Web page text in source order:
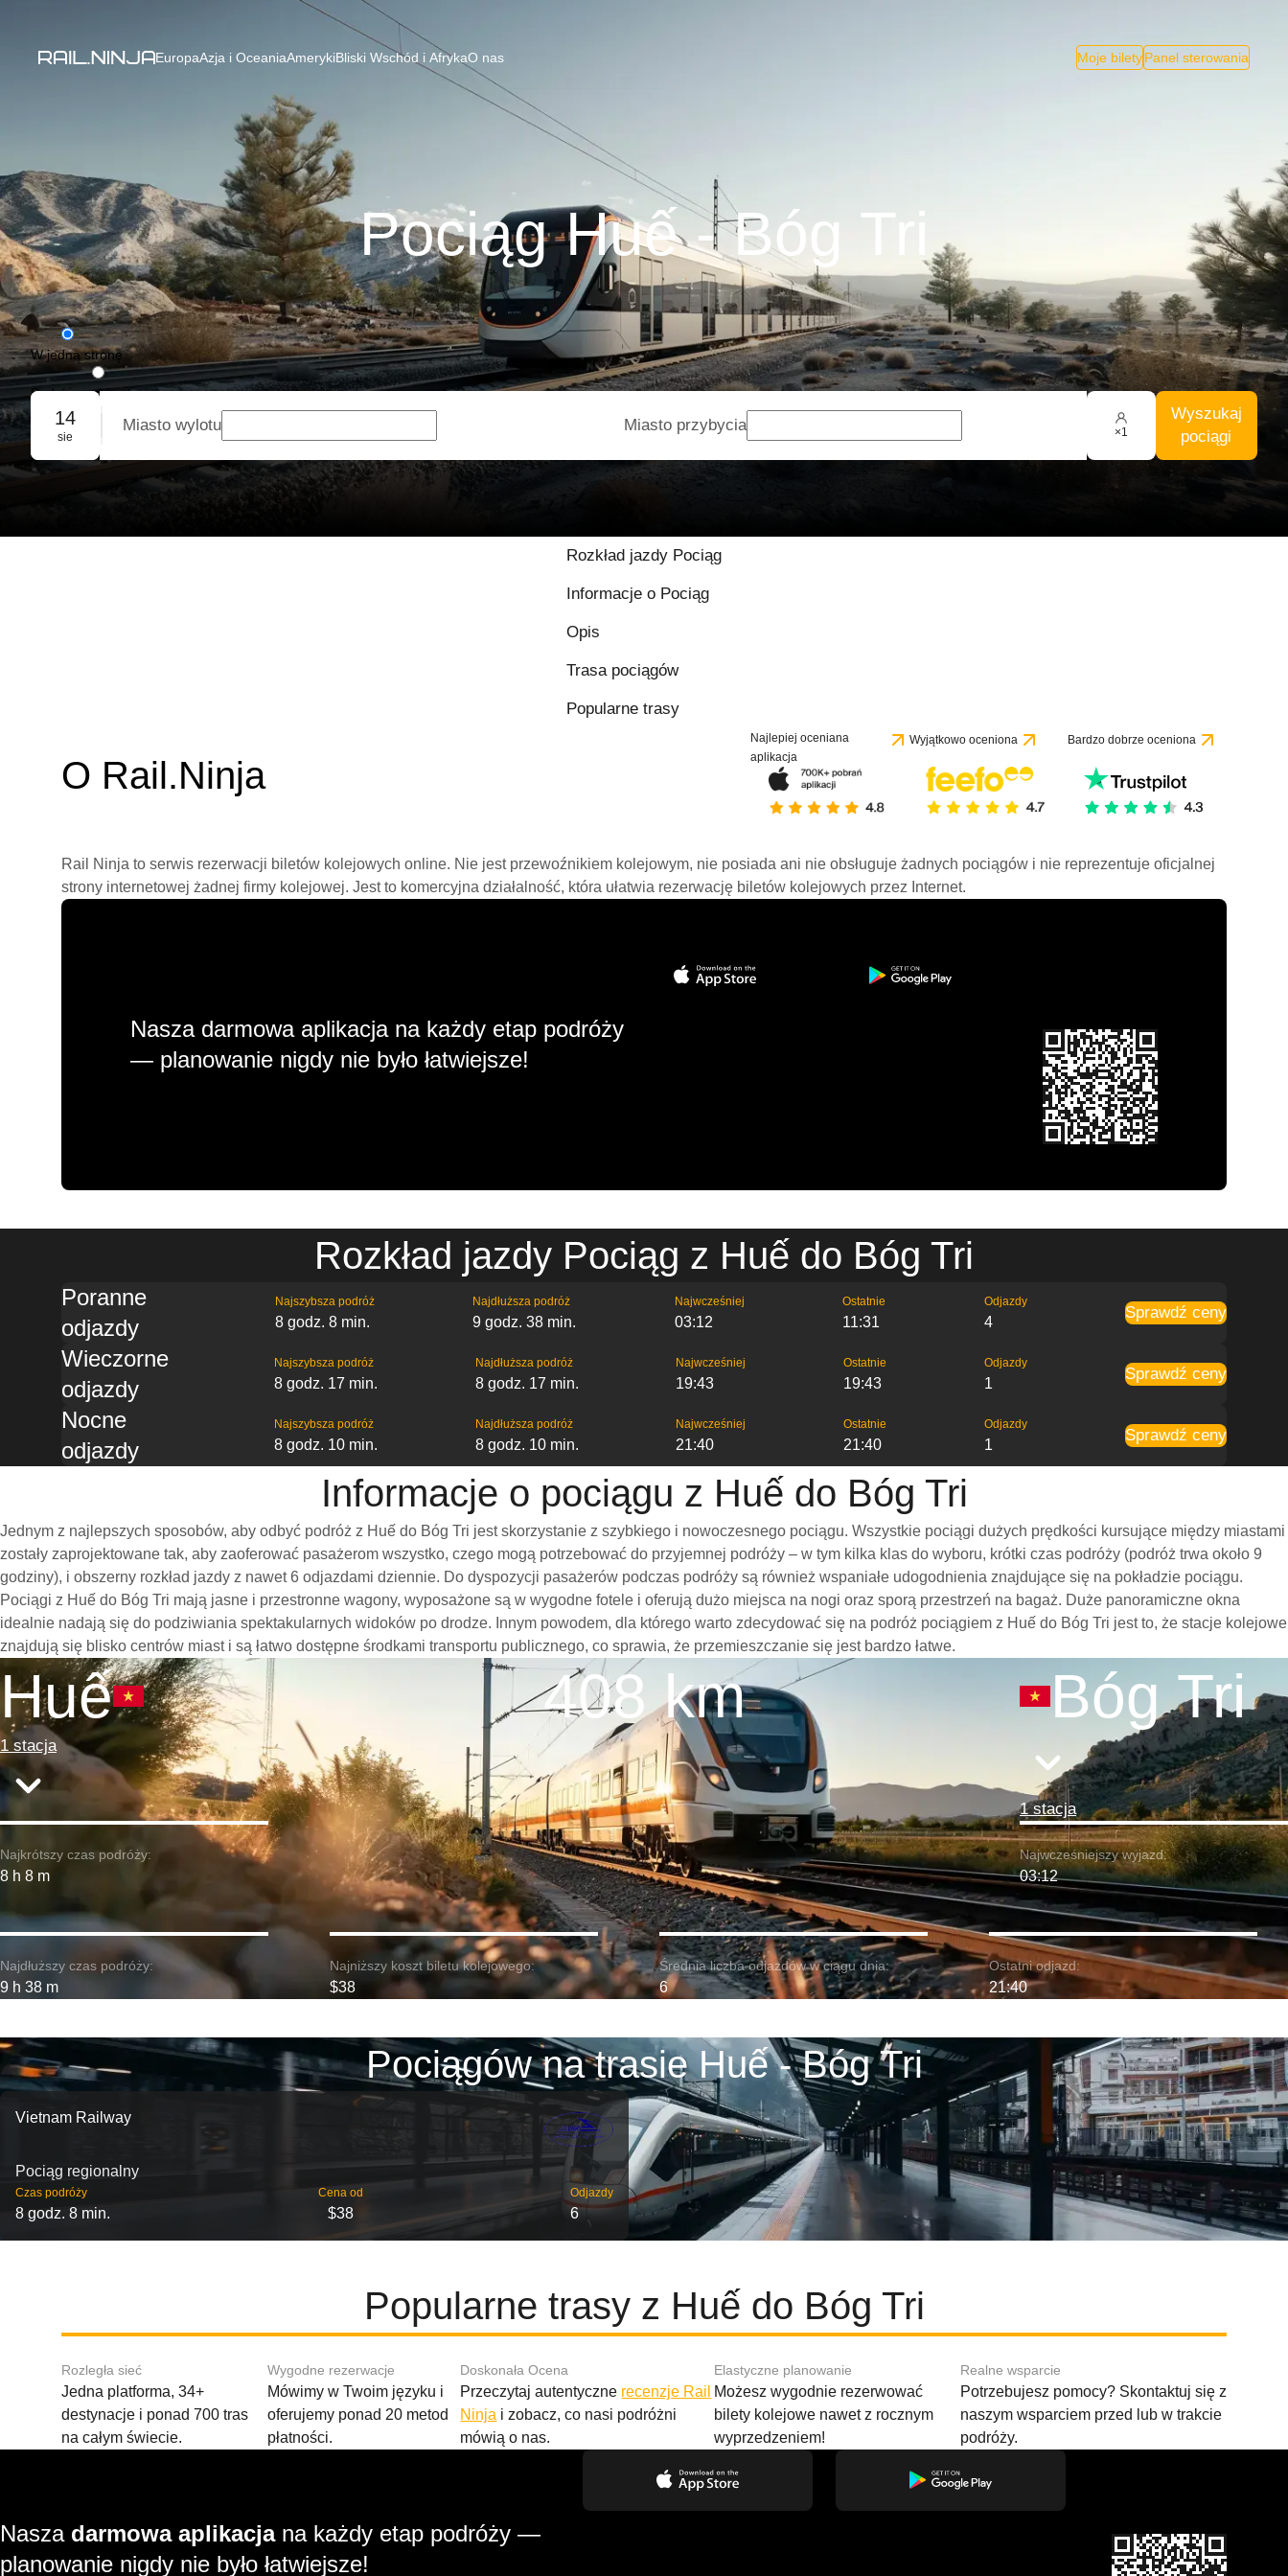
EuropaAzja i OceaniaAmerykiBliski Wschód i AfrykaO nas Moje biletyPanel sterowania
Pociąg Huế - Bóg Tri
W jedną stronę
Podróż w obie strony
Rezerwacja grupowa
14
sie
Miasto wylotu Miasto przybycia ×1
Wyszukaj
pociągi
Rozkład jazdy Pociąg
Informacje o Pociąg
Opis
Trasa pociągów
Popularne trasy
O Rail.Ninja
Najlepiej oceniana
aplikacja
Wyjątkowo oceniona Bardzo dobrze oceniona
Rail Ninja to serwis rezerwacji biletów kolejowych online. Nie jest przewoźnikiem kolejowym, nie posiada ani nie obsługuje żadnych pociągów i nie reprezentuje oficjalnej
strony internetowej żadnej firmy kolejowej. Jest to komercyjna działalność, która ułatwia rezerwację biletów kolejowych przez Internet.
Nasza darmowa aplikacja na każdy etap podróży
— planowanie nigdy nie było łatwiejsze!
Rozkład jazdy Pociąg z Huế do Bóg Tri
Poranne
odjazdy
Najszybsza podróż
8 godz. 8 min.
Najdłuższa podróż
9 godz. 38 min.
Najwcześniej
03:12
Ostatnie
11:31
Odjazdy
4
Sprawdź ceny
Wieczorne
odjazdy
Najszybsza podróż
8 godz. 17 min.
Najdłuższa podróż
8 godz. 17 min.
Najwcześniej
19:43
Ostatnie
19:43
Odjazdy
1
Sprawdź ceny
Nocne
odjazdy
Najszybsza podróż
8 godz. 10 min.
Najdłuższa podróż
8 godz. 10 min.
Najwcześniej
21:40
Ostatnie
21:40
Odjazdy
1
Sprawdź ceny
Informacje o pociągu z Huế do Bóg Tri
Jednym z najlepszych sposobów, aby odbyć podróż z Huế do Bóg Tri jest skorzystanie z szybkiego i nowoczesnego pociągu. Wszystkie pociągi dużych prędkości kursujące między miastami
zostały zaprojektowane tak, aby zaoferować pasażerom wszystko, czego mogą potrzebować do przyjemnej podróży – w tym kilka klas do wyboru, krótki czas podróży (podróż trwa około 9
godziny), i obszerny rozkład jazdy z nawet 6 odjazdami dziennie. Do dyspozycji pasażerów podczas podróży są również wspaniałe udogodnienia znajdujące się na pokładzie pociągu.
Pociągi z Huế do Bóg Tri mają jasne i przestronne wagony, wyposażone są w wygodne fotele i oferują dużo miejsca na nogi oraz sporą przestrzeń na bagaż. Duże panoramiczne okna
idealnie nadają się do podziwiania spektakularnych widoków po drodze. Innym powodem, dla którego warto zdecydować się na podróż pociągiem z Huế do Bóg Tri jest to, że stacje kolejowe
znajdują się blisko centrów miast i są łatwo dostępne środkami transportu publicznego, co sprawia, że przemieszczanie się jest bardzo łatwe.
Huế
1 stacja
408 km Bóg Tri
1 stacja
Najkrótszy czas podróży:
8 h 8 m
Najwcześniejszy wyjazd:
03:12
Najdłuższy czas podróży:
9 h 38 m
Najniższy koszt biletu kolejowego:
$38
Średnia liczba odjazdów w ciągu dnia:
6
Ostatni odjazd:
21:40
Pociągów na trasie Huế - Bóg Tri
Vietnam Railway
Pociąg regionalny
Czas podróży
8 godz. 8 min.
Cena od
$38
Odjazdy
6
Popularne trasy z Huế do Bóg Tri
Rozległa sieć
Jedna platforma, 34+
destynacje i ponad 700 tras
na całym świecie.
Wygodne rezerwacje
Mówimy w Twoim języku i
oferujemy ponad 20 metod
płatności.
Doskonała Ocena
Przeczytaj autentyczne recenzje Rail
Ninja i zobacz, co nasi podróżni
mówią o nas.
Elastyczne planowanie
Możesz wygodnie rezerwować
bilety kolejowe nawet z rocznym
wyprzedzeniem!
Realne wsparcie
Potrzebujesz pomocy? Skontaktuj się z
naszym wsparciem przed lub w trakcie
podróży.
Nasza darmowa aplikacjana każdy etap podróży —
planowanie nigdy nie było łatwiejsze!